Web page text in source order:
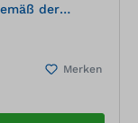
der
Merken